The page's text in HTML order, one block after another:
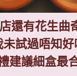
還有花生曲
未試過唔知
建議細盒最